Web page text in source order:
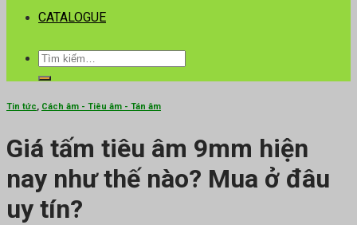
CATALOGUE
Tìm
kiếm:
Tin tức, Cách âm - Tiêu âm - Tán âm
Giá tấm tiêu âm 9mm hiện
nay như thế nào? Mua ở đâu
uy tín?